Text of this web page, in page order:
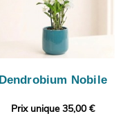
Dendrobium Nobile
Prix unique 35,00 €